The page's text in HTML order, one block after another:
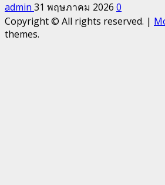
admin 31 พฤษภาคม 2026 0
Copyright © All rights reserved. |
themes.